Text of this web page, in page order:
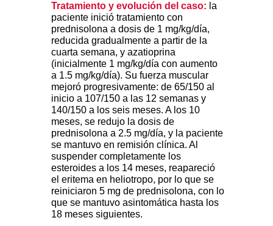
Tratamiento y evolución del caso: la
paciente inició tratamiento con
prednisolona a dosis de 1 mg/kg/día,
reducida gradualmente a partir de la
cuarta semana, y azatioprina
(inicialmente 1 mg/kg/día con aumento
a 1.5 mg/kg/día). Su fuerza muscular
mejoró progresivamente: de 65/150 al
inicio a 107/150 a las 12 semanas y
140/150 a los seis meses. A los 10
meses, se redujo la dosis de
prednisolona a 2.5 mg/día, y la paciente
se mantuvo en remisión clínica. Al
suspender completamente los
esteroides a los 14 meses, reapareció
el eritema en heliotropo, por lo que se
reiniciaron 5 mg de prednisolona, con lo
que se mantuvo asintomática hasta los
18 meses siguientes.